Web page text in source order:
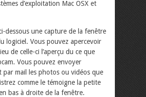
d’exploitation Mac OSX et
dessous une capture de la fenêtre
logiciel. Vous pouvez apercevoir
de celle-ci l’aperçu du ce que
Vous pouvez envoyer
par mail les photos ou vidéos que
comme le témoigne la petite
bas à droite de la fenêtre.